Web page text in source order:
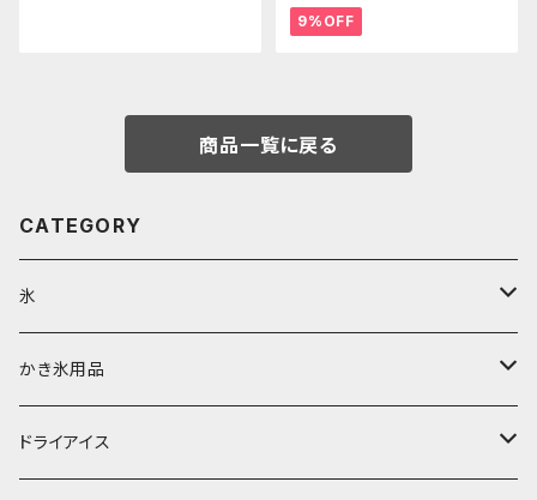
9%OFF
商品一覧に戻る
CATEGORY
氷
富士天然水の氷
丸氷
かき氷用品
かき氷シロップ
ドライアイス